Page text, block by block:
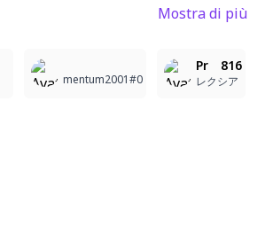
Mostra di più
mentum2001#0
Pr 816
レクシア